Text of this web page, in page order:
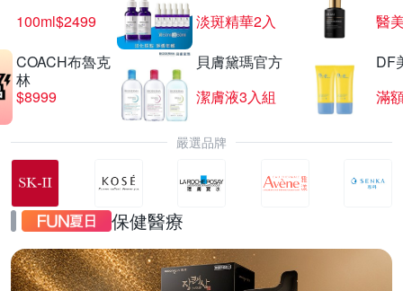
100ml$2499
淡斑精華2入
醫
COACH布魯克
林
$8999
貝膚黛瑪官方
潔膚液3入組
DF
滿
嚴選品牌
保健醫療